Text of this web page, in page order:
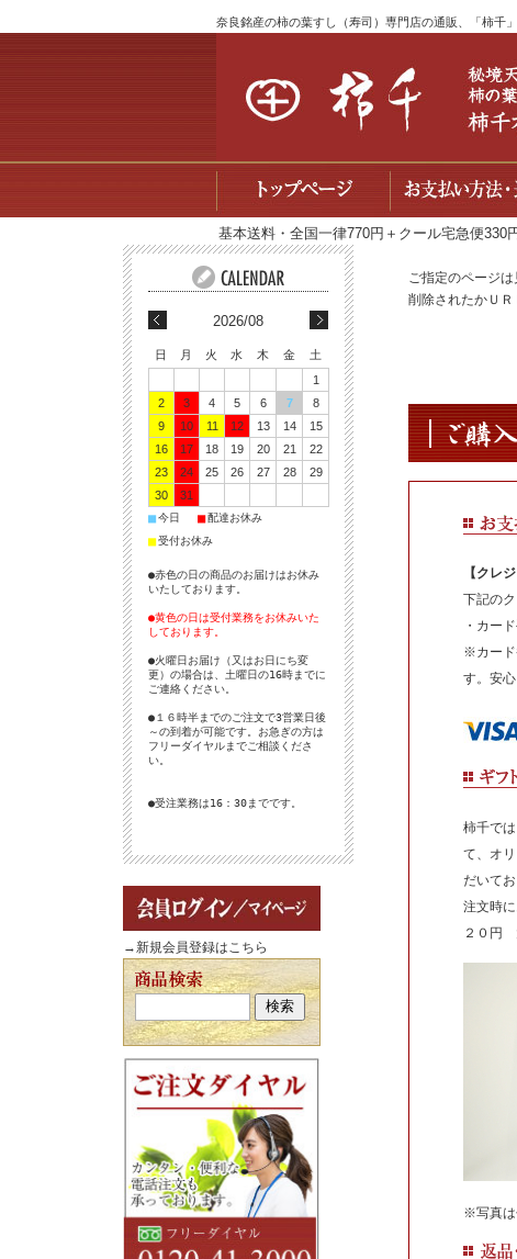
奈良銘産の柿の葉すし（寿司）専門店の通販、「柿千
基本送料・全国一律770円＋クール宅急便
ご指定のページは
削除されたかＵＲ
【クレ
下記の
・カー
※カード
す。安心
柿千で
て、オ
だいて
注文時
２０円
※写真は
2026/08
日 月 火 水 木 金
土
1
2
3 4 5 6 7
8
9
10 11 12 13 14
15
16
17 18 19 20 21
22
23
24 25 26 27 28
29
30
31
■今日 ■配達お休み
■受付お休み
●赤色の日の商品のお届けはお休み
いたしております。
●黄色の日は受付業務をお休みいた
しております。
●火曜日お届け（又はお日にち変
更）の場合は、土曜日の16時までに
ご連絡ください。
●１６時半までのご注文で3営業日後
～の到着が可能です。お急ぎの方は
フリーダイヤルまでご相談くださ
い。
●受注業務は16：30までです。
→新規会員登録はこちら